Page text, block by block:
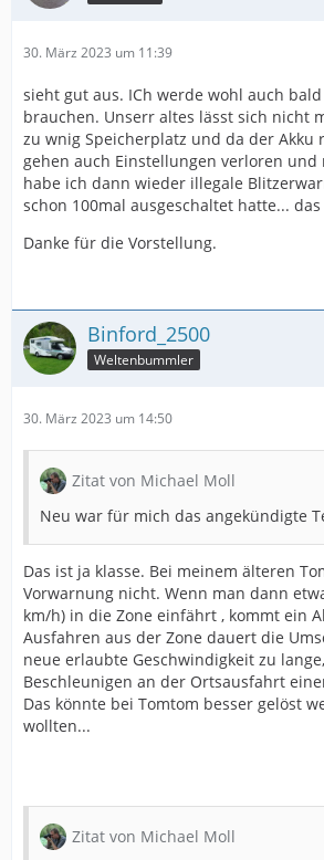
30. März 2023 um 11:39
sieht gut aus. ICh werde wohl auch
brauchen. Unserr altes lässt sich nicht
zu wnig Speicherplatz und da der Akku
gehen auch Einstellungen verloren
habe ich dann wieder illegale
schon 100mal ausgeschaltet hatte...
Danke für die Vorstellung.
Binford_2500
Weltenbummler
30. März 2023 um 14:50
Zitat von Michael Moll
Neu war für mich das angekündigte
Das ist ja klasse. Bei meinem älteren
Vorwarnung nicht. Wenn man dann
km/h) in die Zone einfährt , kommt ein
Ausfahren aus der Zone dauert die
neue erlaubte Geschwindigkeit zu
Beschleunigen an der Ortsausfahrt
Das könnte bei Tomtom besser gelöst
wollten...
Zitat von Michael Moll